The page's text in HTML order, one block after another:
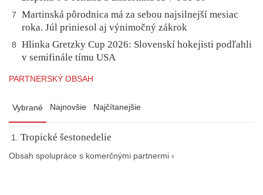
7
Martinská pôrodnica má za sebou najsilnejší mesiac
roka. Júl priniesol aj výnimočný zákrok
8
Hlinka Gretzky Cup 2026: Slovenskí hokejisti podľahli
v semifinále tímu USA
PARTNERSKÝ OBSAH
Vybrané Najnovšie Najčítanejšie
Tropické šestonedelie
Obsah spolupráce s komerčnými partnermi ›